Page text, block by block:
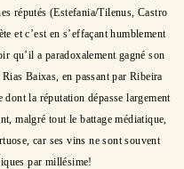
réputés (Estefania/Tilenus, Castro
et c’est en s’effaçant humblement
qu’il a paradoxalement gagné son
Baixas, en passant par Ribeira
la réputation dépasse largement
malgré tout le battage médiatique,
car ses vins ne sont souvent
par millésime!